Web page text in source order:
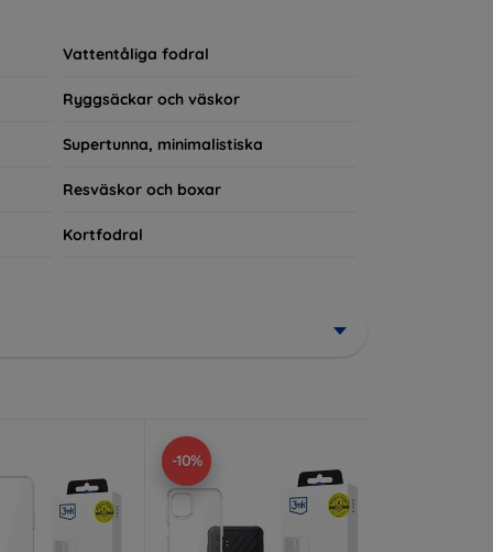
del av din vardagsoutfit. För teknikälskare
Vattentåliga fodral
Ryggsäckar och väskor
Supertunna, minimalistiska
Resväskor och boxar
Kortfodral
-10%